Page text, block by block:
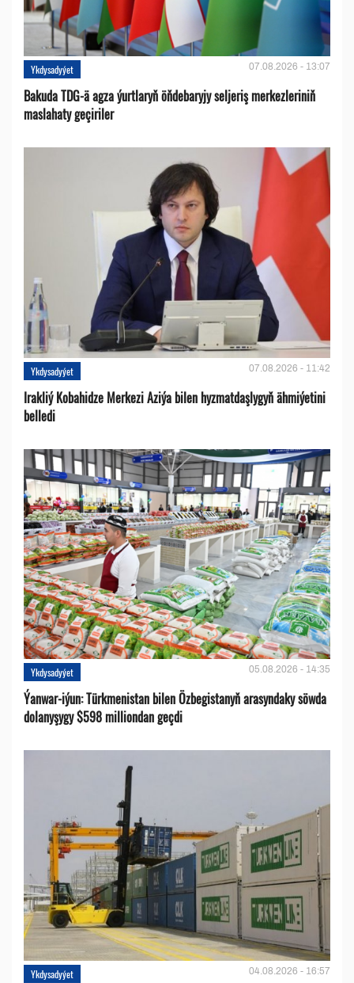
Ykdysadyýet 07.08.2026 - 13:07
Bakuda TDG-ä agza ýurtlaryň öňdebaryjy seljeriş merkezleriniň
maslahaty geçiriler
Ykdysadyýet 07.08.2026 - 11:42
Irakliý Kobahidze Merkezi Aziýa bilen hyzmatdaşlygyň ähmiýetini
belledi
Ykdysadyýet 05.08.2026 - 14:35
Ýanwar-iýun: Türkmenistan bilen Özbegistanyň arasyndaky söwda
dolanyşygy $598 milliondan geçdi
Ykdysadyýet 04.08.2026 - 16:57